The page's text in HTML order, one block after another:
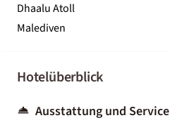
Dhaalu Atoll
Malediven
Hotelüberblick
Ausstattung und Service